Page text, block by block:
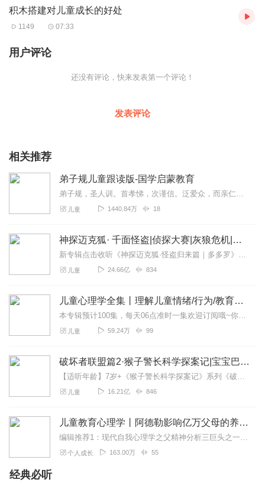
积木搭建对儿童成长的好处
1149 07:33
用户评论
还没有评论，快来发表第一个评论！
发表评论
相关推荐
弟子规儿童跟读版-国学启蒙教育
弟子规，圣人训。首孝悌，次谨信。泛爱众，而亲仁。有余力，则学文。父母呼，应勿缓。父母命，行勿懒。父母教，须敬听。父母责，须顺承。冬则温，夏则凊。
儿童 1440.84万 18
神探迈克狐· 千面怪盗|侦探大赛|灰狼危机|多多罗
新专辑点击收听《神探迈克狐·怪盗归来篇｜多多罗》！！！>>>点击进入主播橱窗购买《神探迈克狐》系列图书吧!<<<多多罗故事【点击前往】收听多多罗其他好玩有趣的故...
儿童 24.66亿 834
儿童心理学全集丨理解儿童情绪/行为/教育心理学
本专辑预计100集，每天06点准时一集欢迎订阅哦~你的孩子是否有这些行为？稍不如意就大哭大闹喜欢吸吮手指、啃咬指甲只要是自己喜欢的就一定要占为己有一边吃饭一边玩...
儿童 59.24万 99
破坏者联盟篇2·猴子警长科学探案记|宝宝巴士故事
【适听年龄】7岁+《猴子警长科学探案记》系列《破坏者联盟篇1·猴子警长科学探案记》>>>《破坏者联盟篇2·猴子警长科学探案记》>>>《破坏者联盟篇3·猴子警长科...
儿童 16.21亿 846
儿童教育心理学丨阿德勒影响亿万父母的养育圣经
编辑推荐1：现代自我心理学之父精神分析三巨头之一、个体心理学的创始人、现代自我心理学之父、20世纪三大心理学家之一阿尔弗雷德·阿德勒终生教育理念的代表之作。马斯...
个人成长 163.00万 55
经典必听